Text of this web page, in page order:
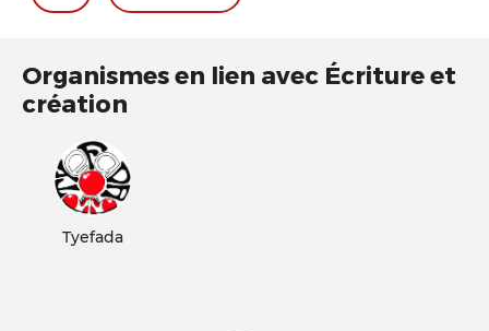
Organismes en lien avec Écriture et
création
Tyefada